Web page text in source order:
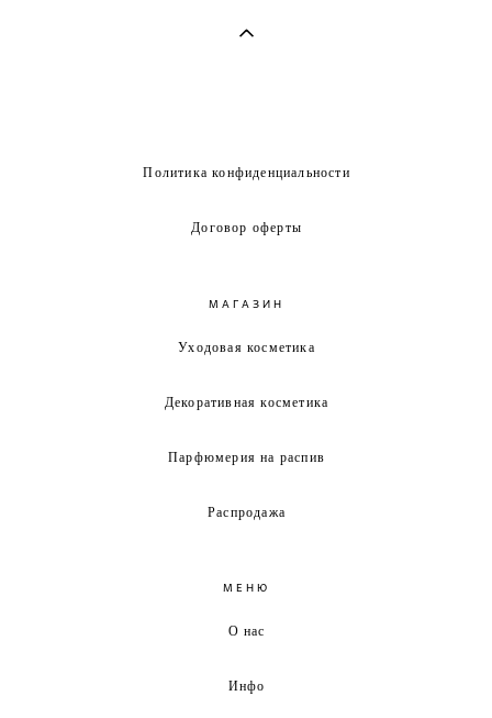
Политика конфиденциальности
Договор оферты
МАГАЗИН
Уходовая косметика
Декоративная косметика
Парфюмерия на распив
Распродажа
МЕНЮ
О нас
Инфо